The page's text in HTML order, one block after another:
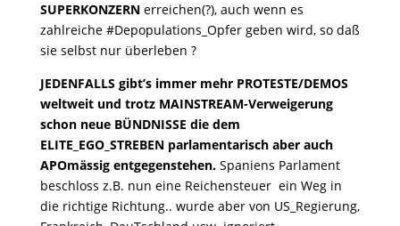
SUPERKONZERNerreichen(?), auch wenn es
zahlreiche #Depopulations_Opfer geben wird, so daß
sie selbst nur überleben ?
JEDENFALLS gibt’s immer mehr PROTESTE/DEMOS
weltweit und trotz MAINSTREAM-Verweigerung
schon neue BÜNDNISSE die dem
ELITE_EGO_STREBEN parlamentarisch aber auch
APOmässig entgegenstehen.Spaniens Parlament
beschloss z.B. nun eine Reichensteuer ein Weg in
die richtige Richtung.. wurde aber von US_Regierung,